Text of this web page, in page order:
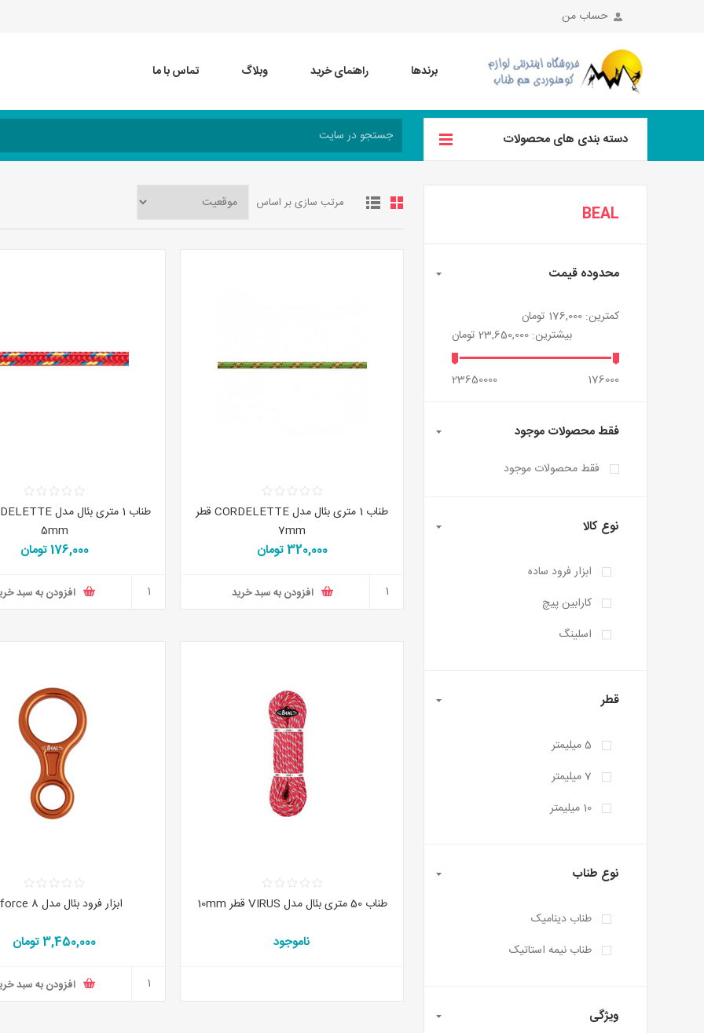
حساب من
برندها راهنمای خرید وبلاگ تماس با ما
دسته بندی های محصولات
مرتب سازی بر اساس
طناب 1 متری بئال مدل CORDELETTE قطر
7mm
320,000 تومان
افزودن به سبد خرید
5mm
176,000 تومان
افزودن به سبد
طناب 50 متری بئال مدل VIRUS قطر 10mm
ناموجود
ابزار فرود بئال مدل Airforce 8
3,450,000 تومان
افزودن به سبد
BEAL
محدوده قیمت
کمترین: 176,000 تومان
بیشترین: 23,650,000 تومان
176000
23650000
فقط محصولات موجود
فقط محصولات موجود
نوع کالا
ابزار فرود ساده
کارابین پیچ
اسلینگ
قطر
5 میلیمتر
7 میلیمتر
10 میلیمتر
نوع طناب
طناب دینامیک
طناب نیمه استاتیک
ویژگی